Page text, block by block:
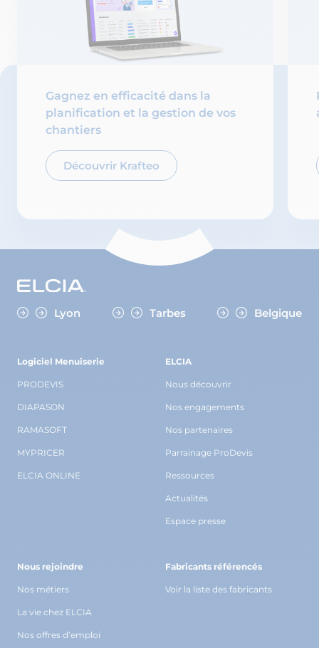
Gagnez en efficacité dans la
planification et la gestion de vos
chantiers
Découvrir Krafteo
Lyon Tarbes Belgique
Logiciel Menuiserie
PRODEVIS
DIAPASON
RAMASOFT
MYPRICER
ELCIA ONLINE
ELCIA
Nous découvrir
Nos engagements
Nos partenaires
Parrainage ProDevis
Ressources
Actualités
Espace presse
Nous rejoindre
Nos métiers
La vie chez ELCIA
Nos offres d’emploi
Fabricants référencés
Voir la liste des fabricants